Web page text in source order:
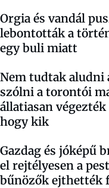
Orgia és vandál
lebontották a
egy buli miatt
Nem tudtak aludni
szólni a torontói
állatiasan
hogy kik
Gazdag és jóképű
el rejtélyesen a
bűnözők ejthették